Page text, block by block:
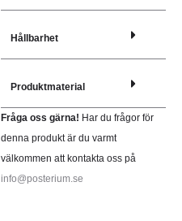
Hållbarhet
Produktmaterial
Fråga oss gärna! Har du frågor för
denna produkt är du varmt
välkommen att kontakta oss på
info@posterium.se